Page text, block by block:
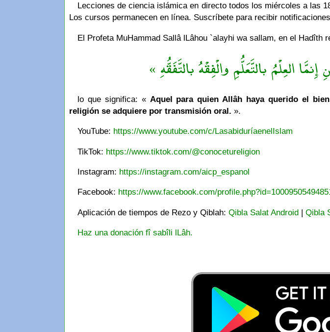
Lecciones de ciencia islámica en directo todos los miércoles a las
Los cursos permanecen en línea. Suscríbete para recibir
El Profeta MuHammad Sallâ lLâhou `alayhi wa sallam, en el Hadîth
العِلْمُ بالتَّعَلُّمِ والْفِقْهُ بالتَّفَقُّهِ »
lo que significa: « Aquel para quien Allâh haya querido el
religión se adquiere por transmisión oral. ».
YouTube: https://www.youtube.com/c/LasabiduríaenelIslam
TikTok: https://www.tiktok.com/@conocetureligion
Instagram: https://instagram.com/aicp_espanol
Facebook: https://www.facebook.com/
Aplicación de tiempos de Rezo y Qiblah:Qibla Salat Android |Qibla
Haz una donación fî sabîli lLâh.